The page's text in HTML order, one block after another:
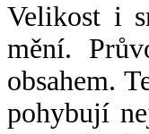
Velikost i
mění.
obsahem.
pohybují